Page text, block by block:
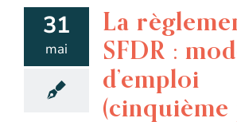
31
mai
La
SFDR :
d’emploi